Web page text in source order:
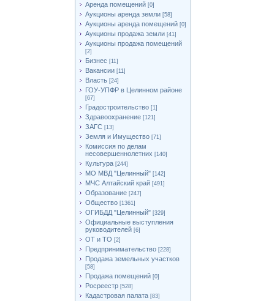
Аренда помещений [0]
Аукционы аренда земли [58]
Аукционы аренда помещений [0]
Аукционы продажа земли [41]
Аукционы продажа помещений
[2]
Бизнес [11]
Вакансии [11]
Власть [24]
ГОУ-УПФР в Целинном районе
[67]
Градостроительство [1]
Здравоохранение [121]
ЗАГС [13]
Земля и Имущество [71]
Комиссия по делам
несовершеннолетних [140]
Культура [244]
МО МВД "Целинный" [142]
МЧС Алтайский край [491]
Образование [247]
Общество [1361]
ОГИБДД "Целинный" [329]
Официальные выступления
руководителей [6]
ОТ и ТО [2]
Предпринимательство [228]
Продажа земельных участков
[58]
Продажа помещений [0]
Росреестр [528]
Кадастровая палата [83]